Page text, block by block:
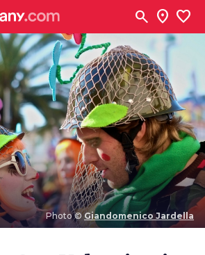
search location_on favorite
Photo © Giandomenico Jardella